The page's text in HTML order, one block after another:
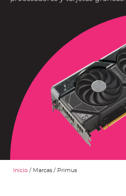
Inicio / Marcas / Primus